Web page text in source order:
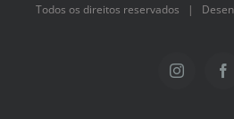
Todos os direitos reservados |
Instagram